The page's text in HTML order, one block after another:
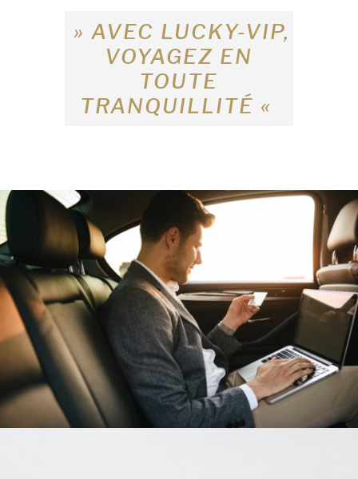
» AVEC LUCKY-VIP,
VOYAGEZ EN
TOUTE
TRANQUILLITÉ «